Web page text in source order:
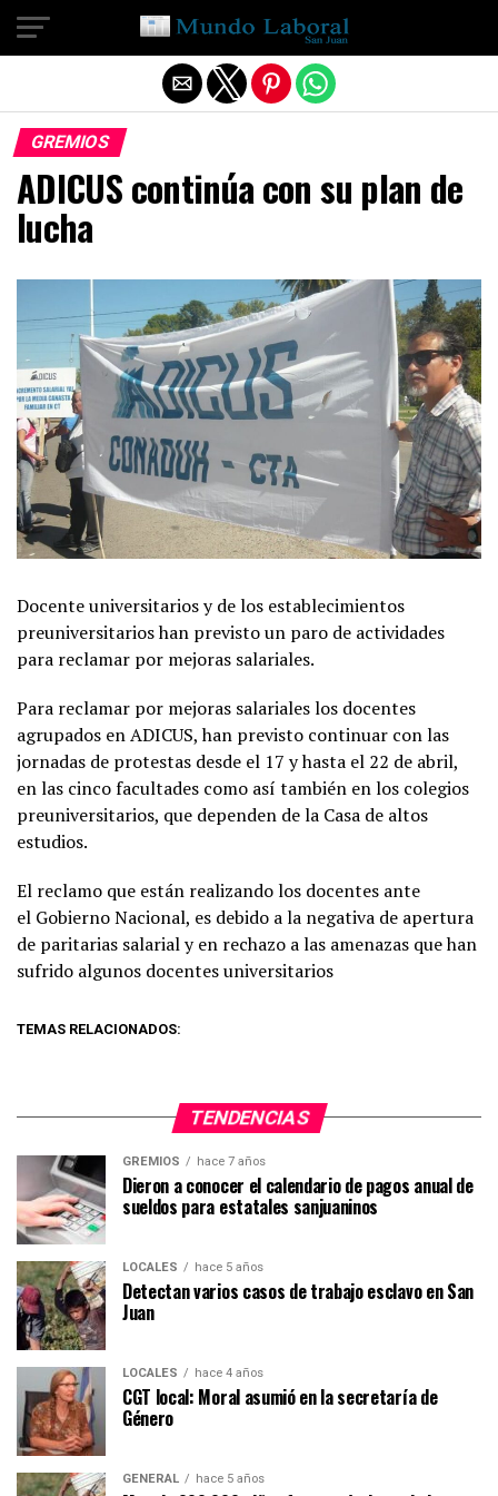
GREMIOS
ADICUS continúa con su plan de
lucha
Docente universitarios y de los establecimientos
preuniversitarios han previsto un paro de actividades
para reclamar por mejoras salariales.
Para reclamar por mejoras salariales los docentes
agrupados en ADICUS, han previsto continuar con las
jornadas de protestas desde el 17 y hasta el 22 de abril,
en las cinco facultades como así también en los colegios
preuniversitarios, que dependen de la Casa de altos
estudios.
El reclamo que están realizando los docentes ante
el Gobierno Nacional, es debido a la negativa de apertura
de paritarias salarial y en rechazo a las amenazas que han
sufrido algunos docentes universitarios
TEMAS RELACIONADOS:
TENDENCIAS
GREMIOS hace 7 años
Dieron a conocer el calendario de pagos anual de
sueldos para estatales sanjuaninos
LOCALES hace 5 años
Detectan varios casos de trabajo esclavo en San
Juan
LOCALES hace 4 años
CGT local: Moral asumió en la secretaría de
Género
GENERAL hace 5 años
Salir de la versión móvil